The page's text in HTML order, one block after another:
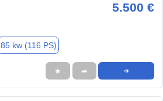
5.500 €
85 kw (116 PS)
★ ➦ ➜